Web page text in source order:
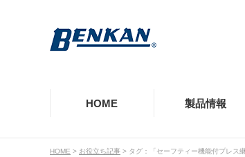
HOME 製品情報
HOME > お役立ち記事 > タグ：「セーフティー機能付プレス